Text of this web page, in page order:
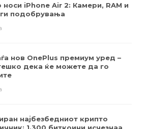
носи iPhone Air 2: Камери, RAM и
подобрувања
нов OnePlus премиум уред –
дека ќе можете да го
најбезбедниот крипто